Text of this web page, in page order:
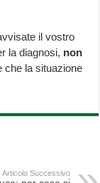
il vostro
la diagnosi, non
che la situazione
Articolo Successivo